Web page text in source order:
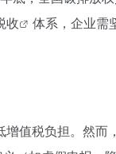
收
体系，企业需
值税负担。然而